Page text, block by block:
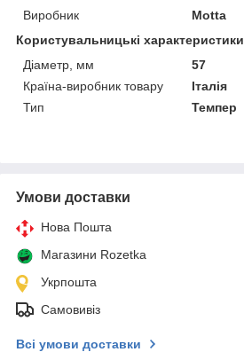
Виробник
Motta
Користувальницькі характеристики
Діаметр, мм
57
Країна-виробник товару
Італія
Тип
Темпер
Умови доставки
Нова Пошта
Магазини Rozetka
Укрпошта
Самовивіз
Всі умови доставки